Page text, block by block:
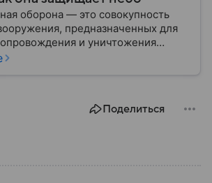
оборона — это совокупность
предназначенных для
и уничтожения
нападения. Современные
Поделиться